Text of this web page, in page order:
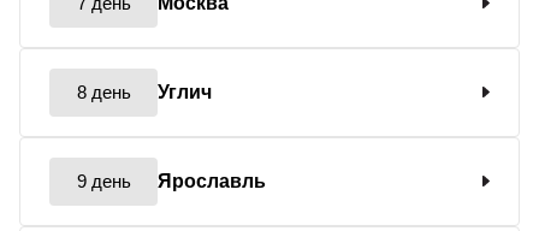
8 день Углич
9 день Ярославль